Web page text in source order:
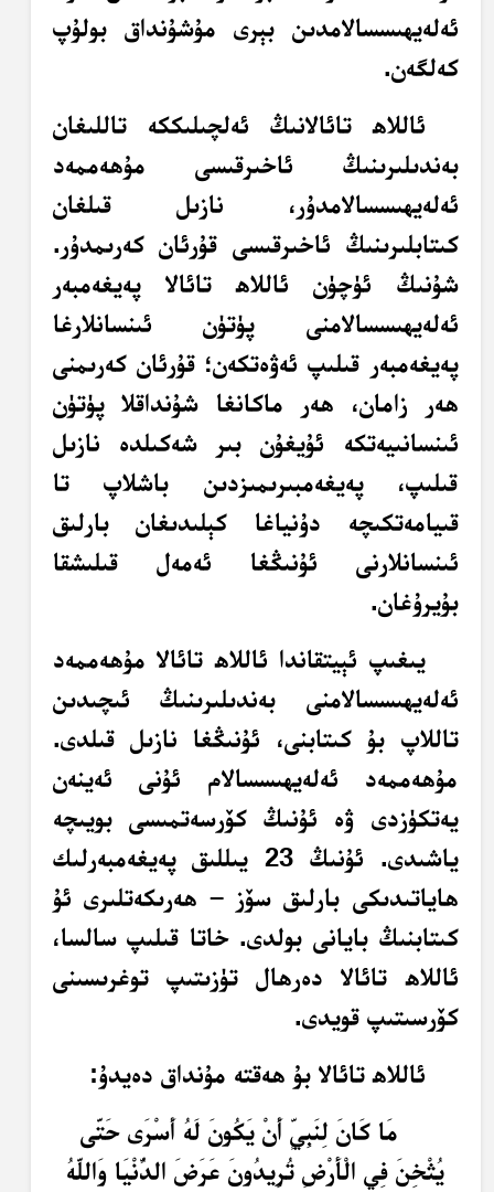
ئەلەيھىسسالامدىن بېرى مۇشۇنداق بولۇپ
كەلگەن.
ئاللاھ تائالانىڭ ئەلچىلىككە تاللىغان
بەندىلىرىنىڭ ئاخىرقىسى مۇھەممەد
ئەلەيھىسسالامدۇر، نازىل قىلغان
كىتابلىرىنىڭ ئاخىرقىسى قۇرئان كەرىمدۇر.
شۇنىڭ ئۈچۈن ئاللاھ تائالا پەيغەمبەر
ئەلەيھىسسالامنى پۈتۈن ئىنسانلارغا
پەيغەمبەر قىلىپ ئەۋەتكەن؛ قۇرئان كەرىمنى
ھەر زامان، ھەر ماكانغا شۇنداقلا پۈتۈن
ئىنسانىيەتكە ئۇيغۇن بىر شەكىلدە نازىل
قىلىپ، پەيغەمبىرىمىزدىن باشلاپ تا
قىيامەتكىچە دۇنياغا كېلىدىغان بارلىق
ئىنسانلارنى ئۇنىڭغا ئەمەل قىلىشقا
بۇيرۇغان.
يىغىپ ئېيتقاندا ئاللاھ تائالا مۇھەممەد
ئەلەيھىسسالامنى بەندىلىرىنىڭ ئىچىدىن
تاللاپ بۇ كىتابنى، ئۇنىڭغا نازىل قىلدى.
مۇھەممەد ئەلەيھىسسالام ئۇنى ئەينەن
يەتكۈزدى ۋە ئۇنىڭ كۆرسەتمىسى بويىچە
ياشىدى. ئۇنىڭ 23 يىللىق پەيغەمبەرلىك
ھاياتىدىكى بارلىق سۆز – ھەرىكەتلىرى ئۇ
كىتابنىڭ بايانى بولدى. خاتا قىلىپ سالسا،
ئاللاھ تائالا دەرھال تۈزىتىپ توغرىسىنى
كۆرسىتىپ قويدى.
ئاللاھ تائالا بۇ ھەقتە مۇنداق دەيدۇ:
مَا كَانَ لِنَبِيٍّ أَنْ يَكُونَ لَهُ أَسْرَى حَتَّى
يُثْخِنَ فِي الْأَرْضِ تُرِيدُونَ عَرَضَ الدُّنْيَا وَاللَّهُ